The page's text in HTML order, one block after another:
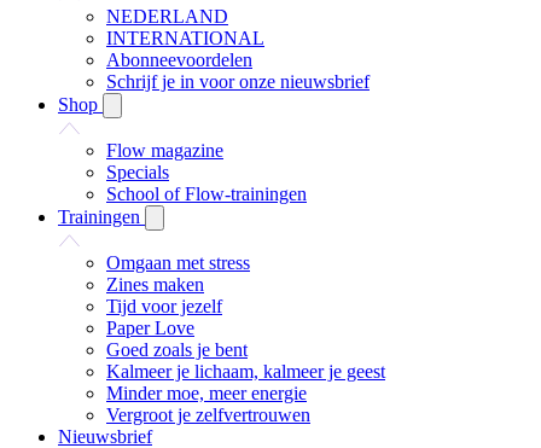
NEDERLAND
INTERNATIONAL
Abonneevoordelen
Schrijf je in voor onze nieuwsbrief
Shop
Flow magazine
Specials
School of Flow-trainingen
Trainingen
Omgaan met stress
Zines maken
Tijd voor jezelf
Paper Love
Goed zoals je bent
Kalmeer je lichaam, kalmeer je geest
Minder moe, meer energie
Vergroot je zelfvertrouwen
Nieuwsbrief